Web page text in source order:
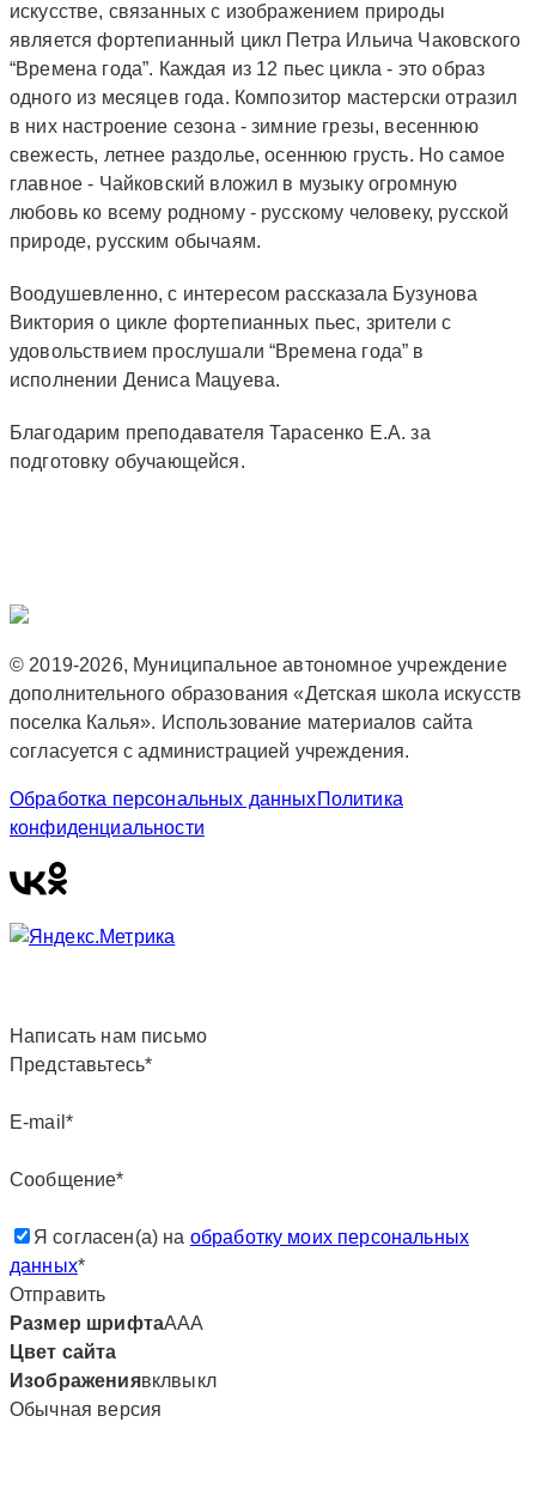
искусстве, связанных с изображением природы
является фортепианный цикл Петра Ильича Чаковского
“Времена года”. Каждая из 12 пьес цикла - это образ
одного из месяцев года. Композитор мастерски отразил
в них настроение сезона - зимние грезы, весеннюю
свежесть, летнее раздолье, осеннюю грусть. Но самое
главное - Чайковский вложил в музыку огромную
любовь ко всему родному - русскому человеку, русской
природе, русским обычаям.
Воодушевленно, с интересом рассказала Бузунова
Виктория о цикле фортепианных пьес, зрители с
удовольствием прослушали “Времена года” в
исполнении Дениса Мацуева.
Благодарим преподавателя Тарасенко Е.А. за
подготовку обучающейся.
© 2019-2026, Муниципальное автономное учреждение
дополнительного образования «Детская школа искусств
поселка Калья». Использование материалов сайта
согласуется с администрацией учреждения.
Обработка персональных данныхПолитика
конфиденциальности
Написать нам письмо
Представьтесь*
E-mail*
Сообщение*
Я согласен(а) на обработку моих персональных
данных*
Отправить
Размер шрифтаААА
Цвет сайта
Изображениявклвыкл
Обычная версия